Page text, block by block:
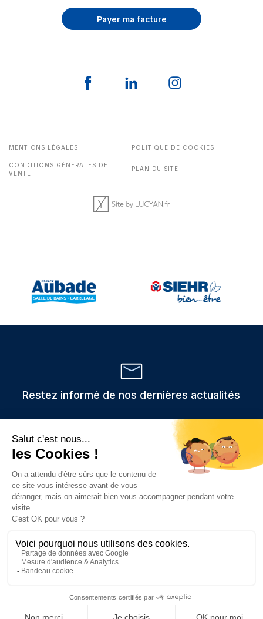
Payer ma facture
MENTIONS LÉGALES POLITIQUE DE COOKIES
CONDITIONS GÉNÉRALES DE
VENTE
PLAN DU SITE
Restez informé de nos dernières actualités
Veuillez
laisser
ce
champ
vide.
Les informations recueillies via ce formulaire sont stockées et
utilisées uniquement pour traiter votre demande,
conformément au RGPD.